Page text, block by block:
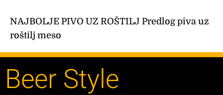
NAJBOLJE PIVO UZ ROŠTILJ Predlog piva uz
roštilj meso
Beer Style